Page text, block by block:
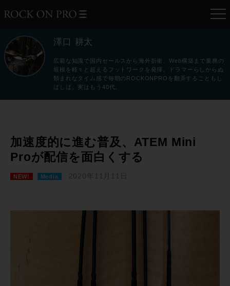
澤口 耕太
広範な知識で国内セールスから海外折衝、Web構築まで業務の
垣根を軽々と超えるフットワークを発揮。ドラマーらしからぬ
類まれなタイム感で毎朝のROCKONPROを翻弄することもし
ばしば。実はもう40代。
加速度的に進む普及、ATEM Mini
Proが配信を面白くする
NEW! Media 2020年11月11日